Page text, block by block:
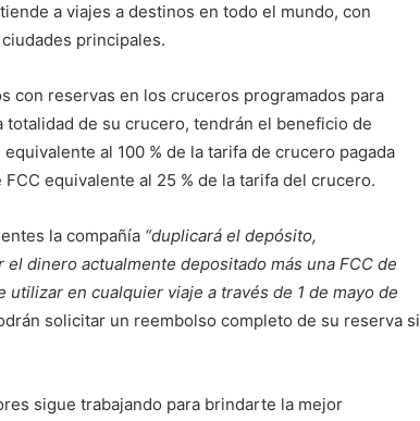
a viajes a destinos en todo el mundo, con
principales.
con reservas en los cruceros programados para
de su crucero, tendrán el beneficio de
al 100 % de la tarifa de crucero pagada
equivalente al 25 % de la tarifa del crucero.
la compañía “duplicará el depósito,
dinero actualmente depositado más una FCC de
en cualquier viaje a través de 1 de mayo de
solicitar un reembolso completo de su reserva si
sigue trabajando para brindarte la mejor